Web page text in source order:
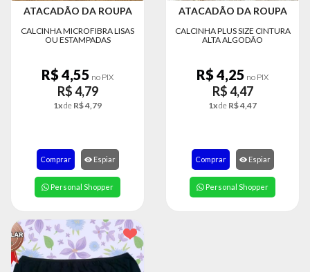
MODA
MODA
PRAIA
PREÇO
ATACADÃO DA ROUPA
CALCINHA MICROFIBRA LISAS
OU ESTAMPADAS
R$ 4,55 no PIX
R$ 4,79
1xde R$ 4,79
Comprar Espiar
Personal Shopper
ATACADÃO DA ROUPA
CALCINHA PLUS SIZE CINTURA
ALTA ALGODÃO
R$ 4,25 no PIX
R$ 4,47
1xde R$ 4,47
Comprar Espiar
Personal Shopper